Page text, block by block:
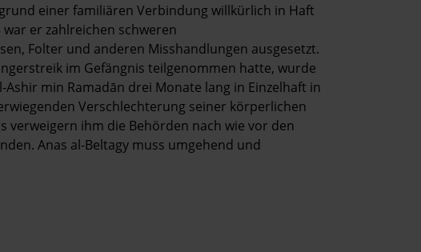
einer familiären Verbindung willkürlich in Haft
er zahlreichen schweren
Folter und anderen Misshandlungen ausgesetzt.
im Gefängnis teilgenommen hatte, wurde
min Ramadān drei Monate lang in Einzelhaft in
Verschlechterung seiner körperlichen
verweigern ihm die Behörden nach wie vor den
Anas al-Beltagy muss umgehend und